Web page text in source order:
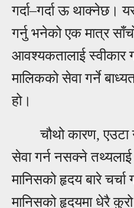
गर्दा–गर्दा ऊ थाक्नेछ।
गर्नु भनेको एक मात्र
आवश्यकतालाई स्वीकार
मालिकको सेवा गर्ने
हो।
चौथो कारण,
सेवा गर्न नसक्ने तथ्यलाई
मानिसको हृदय बारे
मानिसको हृदयमा धेरै